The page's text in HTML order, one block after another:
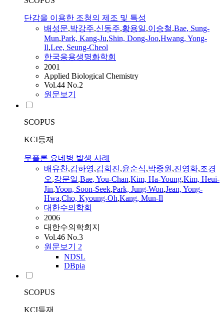
단감을 이용한 조청의 제조 및 특성
배 성문,박강주,신동주,황용일,이승철,Bae, Sung-
Mun,Park, Kang-Ju,Shin, Dong-Joo,Hwang, Yong-
Il,Lee, Seung-Cheol
한국응용생명화학회
2001
Applied Biological Chemistry
Vol.44 No.2
원문보기
SCOPUS
KCI등재
무플론 요네병 발생 사례
배 유찬,김하영,김희진,윤순식,박중원,진영화,조경
오,강문일,Bae, You-Chan,Kim, Ha-Young,Kim, Heui-
Jin,Yoon, Soon-Seek,Park, Jung-Won,Jean, Yong-
Hwa,Cho, Kyoung-Oh,Kang, Mun-Il
대한수의학회
2006
대한수의학회지
Vol.46 No.3
원문보기 2
NDSL
DBpia
SCOPUS
KCI등재